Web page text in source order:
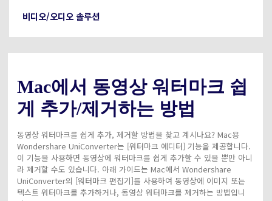
카메라 사용자
더 많은 솔루션 알아보기
비디오/오디오 솔루션
Mac에서 동영상 워터마크 쉽
게 추가/제거하는 방법
동영상 워터마크를 쉽게 추가, 제거할 방법을 찾고 계시나요? Mac용
Wondershare UniConverter는 [워터마크 에디터] 기능을 제공합니다.
이 기능을 사용하면 동영상에 워터마크를 쉽게 추가할 수 있을 뿐만 아니
라 제거할 수도 있습니다. 아래 가이드는 Mac에서 Wondershare
UniConverter의 [워터마크 편집기]를 사용하여 동영상에 이미지 또는
텍스트 워터마크를 추가하거나, 동영상 워터마크를 제거하는 방법입니